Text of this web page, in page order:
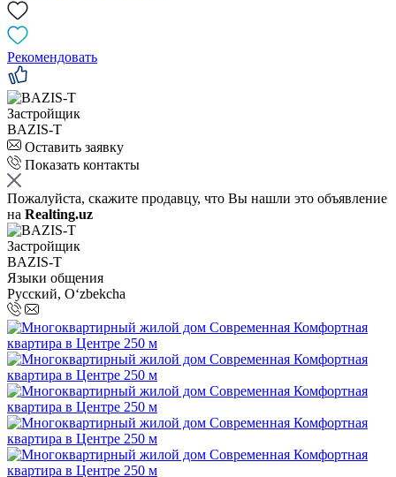
Рекомендовать
Застройщик
BAZIS-T
Оставить заявку
Показать контакты
Пожалуйста, скажите продавцу, что Вы нашли это объявление
на Realting.uz
Застройщик
BAZIS-T
Языки общения
Русский, Oʻzbekcha